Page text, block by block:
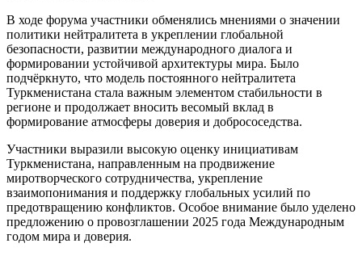
В ходе форума участники обменялись мнениями о значении
политики нейтралитета в укреплении глобальной
безопасности, развитии международного диалога и
формировании устойчивой архитектуры мира. Было
подчёркнуто, что модель постоянного нейтралитета
Туркменистана стала важным элементом стабильности в
регионе и продолжает вносить весомый вклад в
формирование атмосферы доверия и добрососедства.
Участники выразили высокую оценку инициативам
Туркменистана, направленным на продвижение
миротворческого сотрудничества, укрепление
взаимопонимания и поддержку глобальных усилий по
предотвращению конфликтов. Особое внимание было уделено
предложению о провозглашении 2025 года Международным
годом мира и доверия.